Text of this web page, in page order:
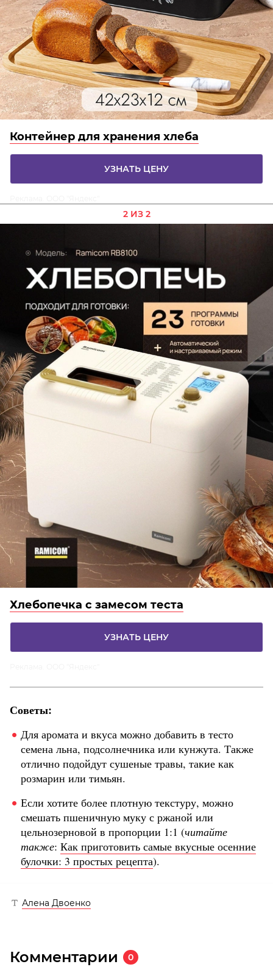
Контейнер для хранения хлеба
УЗНАТЬ ЦЕНУ
2 ИЗ 2
Хлебопечка с замесом теста
УЗНАТЬ ЦЕНУ
Советы:
Для аромата и вкуса можно добавить в тесто
семена льна, подсолнечника или кунжута. Также
отлично подойдут сушеные травы, такие как
розмарин или тимьян.
Если хотите более плотную текстуру, можно
смешать пшеничную муку с ржаной или
цельнозерновой в пропорции 1:1 (читайте
также: Как приготовить самые вкусные осенние
булочки: 3 простых рецепта).
Алена Двоенко
Комментарии 0